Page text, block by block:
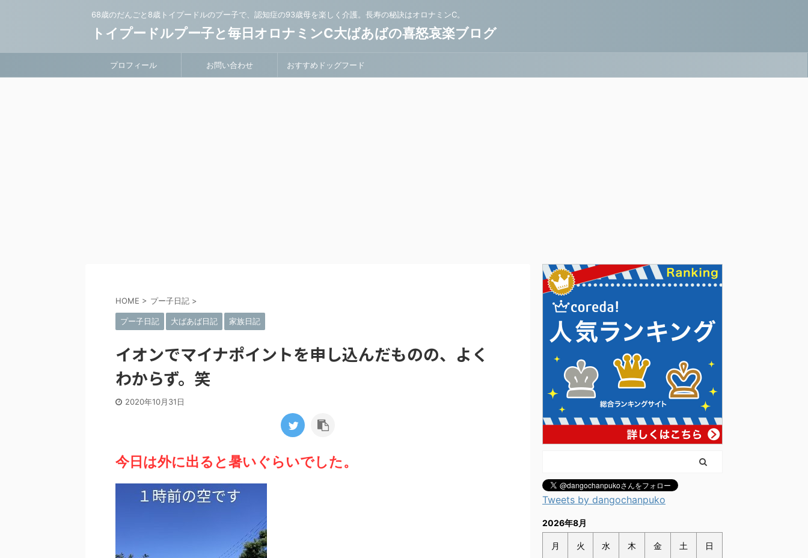
68歳のだんごと8歳トイプードルのプー子で、認知症の93歳母を楽しく介護。長寿の秘訣はオロナミンC。
トイプードルプー子と毎日オロナミンC大ばあばの喜怒哀楽ブログ
プロフィール お問い合わせ おすすめドッグフード
HOME > プー子日記 >
プー子日記 大ばあば日記 家族日記
イオンでマイナポイントを申し込んだものの、よく
わからず。笑
2020年10月31日
今日は外に出ると暑いぐらいでした。
Tweets by dangochanpuko
2026年8月
月 火 水 木 金 土 日